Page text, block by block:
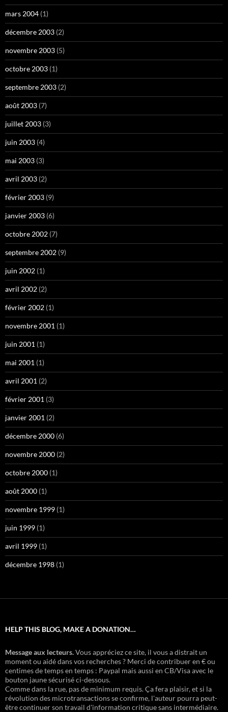
mars 2004 (1)
décembre 2003 (2)
novembre 2003 (5)
octobre 2003 (1)
septembre 2003 (2)
août 2003 (7)
juillet 2003 (3)
juin 2003 (4)
mai 2003 (3)
avril 2003 (2)
février 2003 (9)
janvier 2003 (6)
octobre 2002 (7)
septembre 2002 (9)
juin 2002 (1)
avril 2002 (2)
février 2002 (1)
novembre 2001 (1)
juin 2001 (1)
mai 2001 (1)
avril 2001 (2)
février 2001 (3)
janvier 2001 (2)
décembre 2000 (6)
novembre 2000 (2)
octobre 2000 (1)
août 2000 (1)
novembre 1999 (1)
juin 1999 (1)
avril 1999 (1)
décembre 1998 (1)
HELP THIS BLOG, MAKE A DONATION…
Message aux lecteurs.Vous appréciez ce site, il vous a distrait un
moment ou aidé dans vos recherches ? Merci de contribuer en € ou
centimes de temps en temps : Paypal mais aussi en CB/Visa avec le
bouton jaune sécurisé ci-dessous.
Comme dans la rue, pas de minimum requis. Ça fera plaisir, et si la
révolution des microtransactions se confirme, l'auteur pourra peut-
être continuer son travail d'information critique sans intermédiaire.